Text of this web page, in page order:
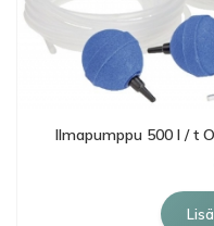
Ilmapumppu 500 l / t